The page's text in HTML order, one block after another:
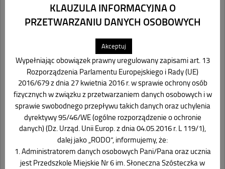
KLAUZULA INFORMACYJNA O
PRZETWARZANIU DANYCH OSOBOWYCH
Akceptuj
Wypełniając obowiązek prawny uregulowany zapisami art. 13
Rozporządzenia Parlamentu Europejskiego i Rady (UE)
2016/679 z dnia 27 kwietnia 2016 r. w sprawie ochrony osób
fizycznych w związku z przetwarzaniem danych osobowych i w
sprawie swobodnego przepływu takich danych oraz uchylenia
dyrektywy 95/46/WE (ogólne rozporządzenie o ochronie
danych) (Dz. Urząd. Unii Europ. z dnia 04.05.2016 r. L 119/1),
dalej jako „RODO”, informujemy, że:
1. Administratorem danych osobowych Pani/Pana oraz ucznia
jest Przedszkole Miejskie Nr 6 im. Słoneczna Szósteczka w